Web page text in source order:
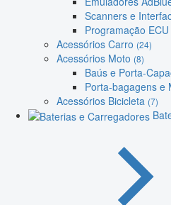
Scanners e
Programação
Acessórios Carro (24)
Acessórios Moto (8)
Baús e Porta-
Porta-bagagens e
Acessórios Bicicleta (7)